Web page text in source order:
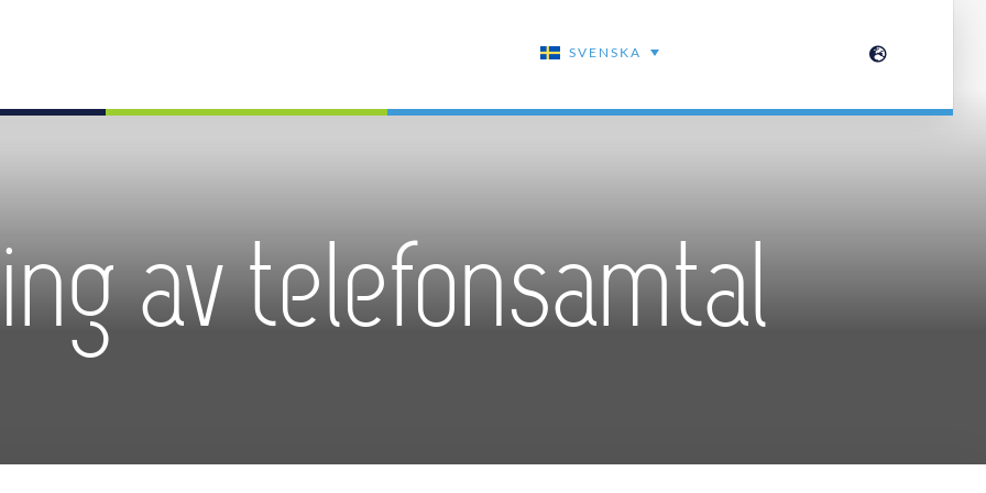
SVENSKA
av telefonsamtal